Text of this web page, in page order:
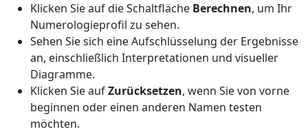
Klicken Sie auf die Schaltfläche Berechnen, um Ihr
Numerologieprofil zu sehen.
Sehen Sie sich eine Aufschlüsselung der Ergebnisse
an, einschließlich Interpretationen und visueller
Diagramme.
Klicken Sie aufZurücksetzen, wenn Sie von vorne
beginnen oder einen anderen Namen testen
möchten.